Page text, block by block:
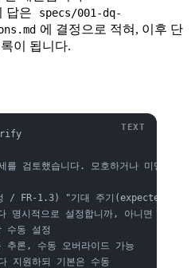
답은
specs/001-dq-
에 결정으로 적혀, 이후 단
이 됩니다.
검토했습니다. 모호하거나 미명세된
/ FR-1.3) "기대 주기(expected
명시적으로 설정합니까, 아니면 과거
수동 설정
론, 수동 오버라이드 가능
지원하되 기본은 수동